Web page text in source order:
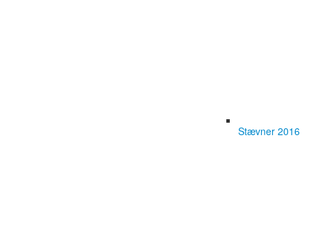
Stævner 2016